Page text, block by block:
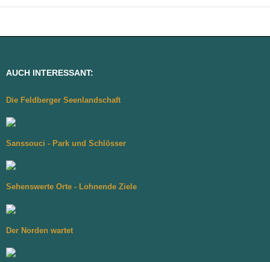
AUCH INTERESSANT:
Die Feldberger Seenlandschaft
Sanssouci - Park und Schlösser
Sehenswerte Orte - Lohnende Ziele
Der Norden wartet